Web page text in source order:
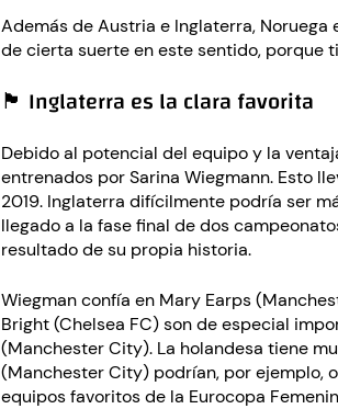
Además de Austria e Inglaterra,
de cierta suerte en este sentido, porque
🏴󠁧󠁢󠁥󠁮󠁧󠁿 Inglaterra es la clara favorita
Debido al potencial del equipo y la
entrenados por Sarina Wiegmann. Esto
2019. Inglaterra difícilmente podría ser
llegado a la fase final de dos
resultado de su propia historia.
Wiegman confía en Mary Earps
Bright (Chelsea FC) son de especial
(Manchester City). La holandesa tiene
(Manchester City) podrían, por ejemplo,
equipos favoritos de la Eurocopa